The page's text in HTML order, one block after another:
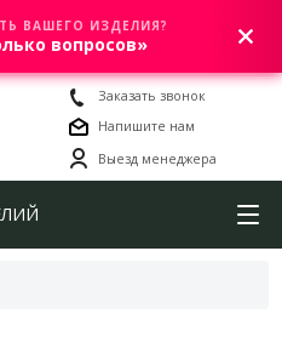
0
Заказать звонок
Напишите нам
Выезд менеджера
ВАШЕГО ИЗДЕЛИЯ?
вопросов»